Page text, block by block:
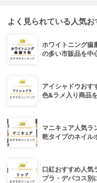
よく見られている人気
ホワイトニング歯
の多い市販品を中
アイシャドウおす
色&ラメ入り商品
マニキュア人気ラ
乾タイプのネイル
口紅おすすめ人気
プラ・デパコス別